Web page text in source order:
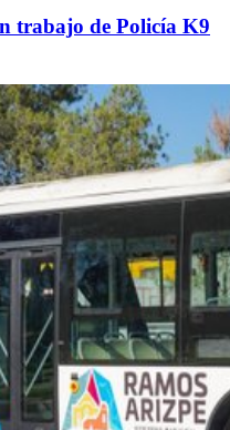
trabajo de Policía K9